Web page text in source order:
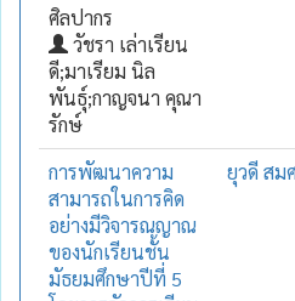
ศิลปากร
วัชรา เล่าเรียน
ดี;มาเรียม นิล
พันธุ์;กาญจนา คุณา
รักษ์
การพัฒนาความ
สามารถในการคิด
อย่างมีวิจารณญาณ
ของนักเรียนชั้น
มัธยมศึกษาปีที่ 5
ยุวดี สม